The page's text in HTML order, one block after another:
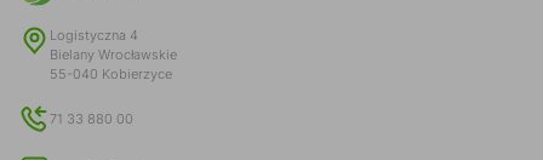
Logistyczna 4
Bielany Wrocławskie
55-040 Kobierzyce
71 33 880 00